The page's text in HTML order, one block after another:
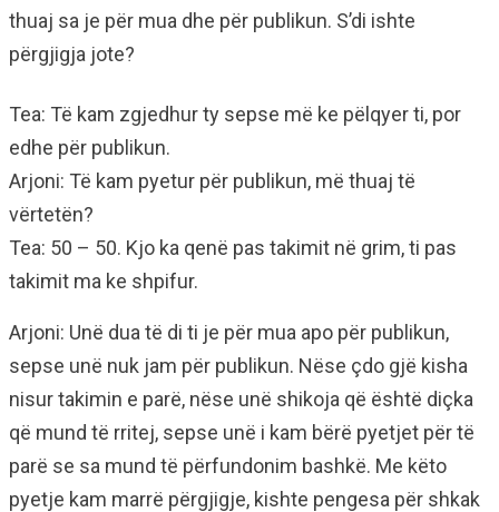
thuaj sa je për mua dhe për publikun. S’di ishte
përgjigja jote?
Tea: Të kam zgjedhur ty sepse më ke pëlqyer ti, por
edhe për publikun.
Arjoni: Të kam pyetur për publikun, më thuaj të
vërtetën?
Tea: 50 – 50. Kjo ka qenë pas takimit në grim, ti pas
takimit ma ke shpifur.
Arjoni: Unë dua të di ti je për mua apo për publikun,
sepse unë nuk jam për publikun. Nëse çdo gjë kisha
nisur takimin e parë, nëse unë shikoja që është diçka
që mund të rritej, sepse unë i kam bërë pyetjet për të
parë se sa mund të përfundonim bashkë. Me këto
pyetje kam marrë përgjigje, kishte pengesa për shkak